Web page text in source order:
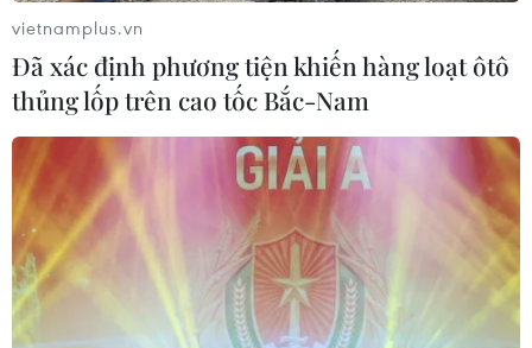
vietnamplus.vn
Đã xác định phương tiện khiến hàng loạt ôtô
thủng lốp trên cao tốc Bắc-Nam